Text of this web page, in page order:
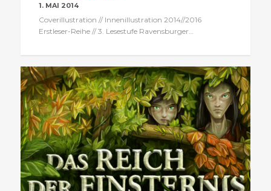
1. MAI 2014
Coverillustration // Innenillustration 2014//2016
Erstleser-Reihe // 3. Lesestufe Ravensburger…